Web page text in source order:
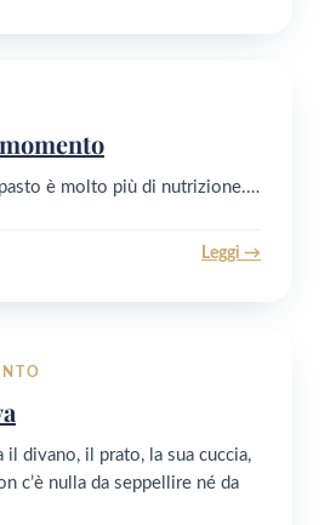
è molto più di nutrizione.…
Leggi →
il divano, il prato, la sua cuccia,
c’è nulla da seppellire né da